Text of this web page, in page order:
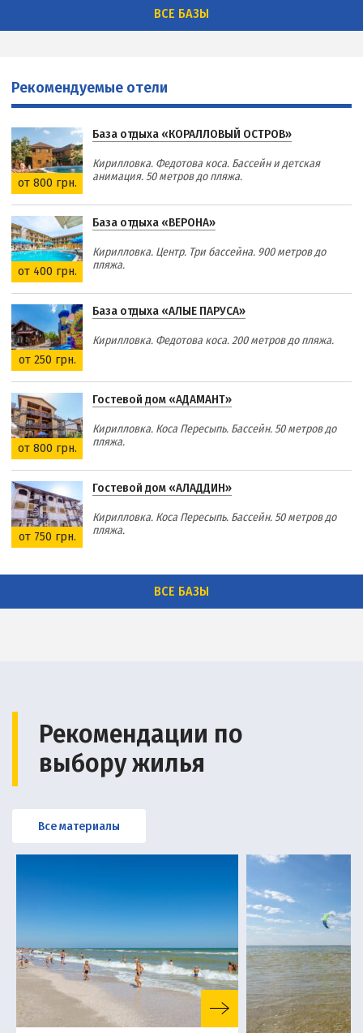
ВСЕ БАЗЫ
Рекомендуемые отели
от 800 грн.
База отдыха «КОРАЛЛОВЫЙ ОСТРОВ»
Кирилловка. Федотова коса. Бассейн и детская
анимация. 50 метров до пляжа.
от 400 грн.
База отдыха «ВЕРОНА»
Кирилловка. Центр. Три бассейна. 900 метров до
пляжа.
от 250 грн.
База отдыха «АЛЫЕ ПАРУСА»
Кирилловка. Федотова коса. 200 метров до пляжа.
от 800 грн.
Гостевой дом «АДАМАНТ»
Кирилловка. Коса Пересыпь. Бассейн. 50 метров до
пляжа.
от 750 грн.
Гостевой дом «АЛАДДИН»
Кирилловка. Коса Пересыпь. Бассейн. 50 метров до
пляжа.
ВСЕ БАЗЫ
Рекомендации по
выбору жилья
Все материалы